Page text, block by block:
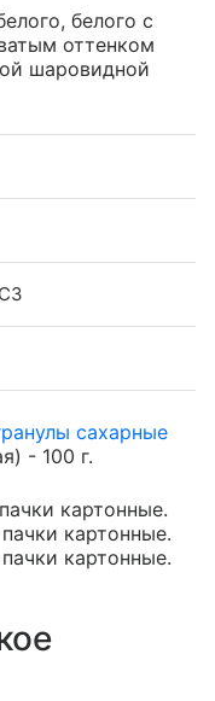
белого с
оттенком
шаровидной
сахарные
- 100 г.
картонные.
картонные.
картонные.